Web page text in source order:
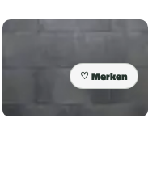
Merken